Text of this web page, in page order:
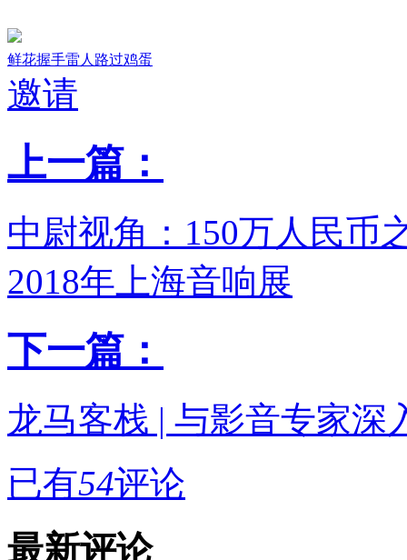
鲜花握手雷人 路过鸡蛋
邀请
上一篇：
中尉视角：150万人民币
2018年上海音响展
下一篇：
龙马客栈 | 与影音专家深
已有54评论
最新评论